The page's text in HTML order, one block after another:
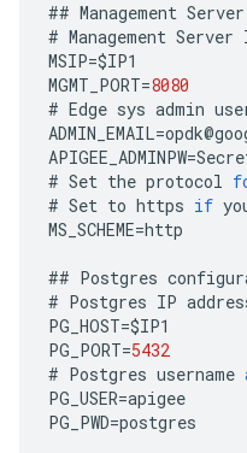
## Management Server
# Management Server
MSIP=$IP1
MGMT_PORT=8080
# Edge sys admin
ADMIN_EMAIL=opdk@
APIGEE_ADMINPW=
# Set the protocol
# Set to https if
MS_SCHEME=http
## Postgres
# Postgres IP
PG_HOST=$IP1
PG_PORT=5432
# Postgres username
PG_USER=apigee
PG_PWD=postgres